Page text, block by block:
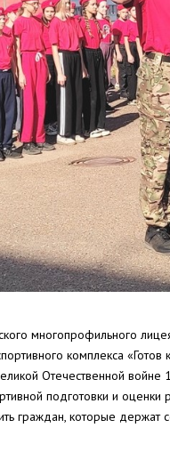
многопрофильного
комплекса
Отечественной
подготовки и оценки
граждан, которые держат